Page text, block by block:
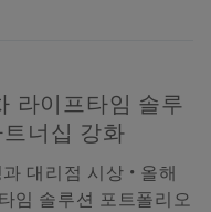
라이프타임 솔루
너십 강화
대리점 시상 • 올해
임 솔루션 포트폴리오